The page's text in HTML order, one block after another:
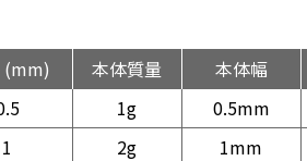
(mm) 本体質量 本体幅
1g 0.5mm
1 2g 1mm